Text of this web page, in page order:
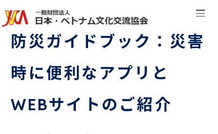
防災ガイドブック：災害
時に便利なアプリと
WEBサイトのご紹介